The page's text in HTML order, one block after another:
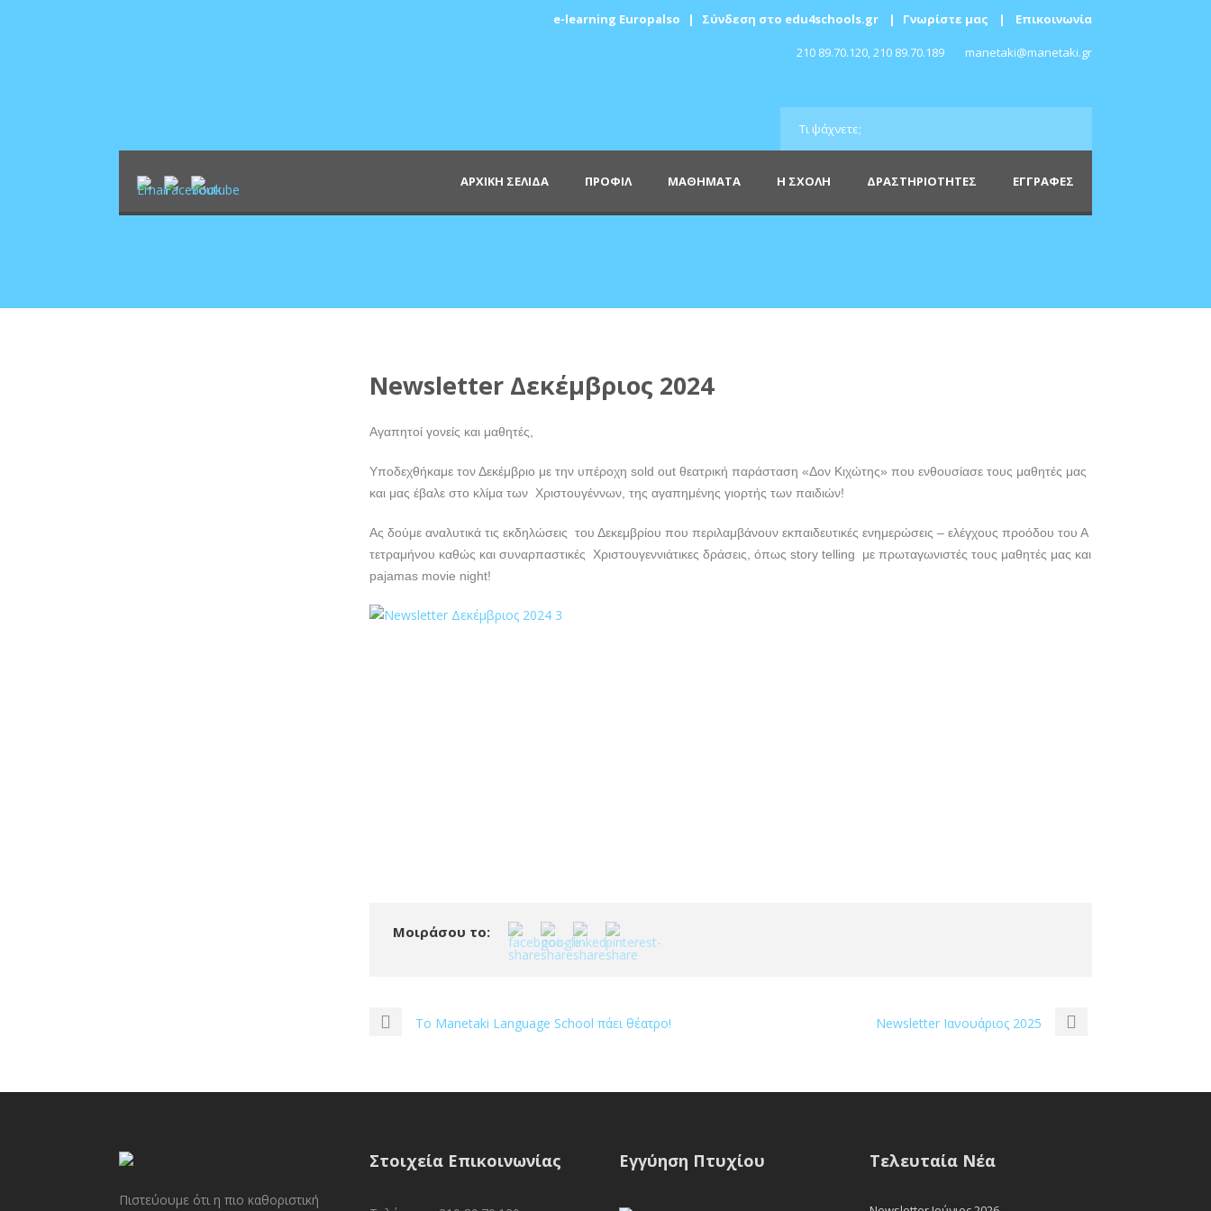
e-learning Europalso | Σύνδεση στο edu4schools.gr | Γνωρίστε μας | Επικοινωνία
210 89.70.120, 210 89.70.189 manetaki@manetaki.gr
ΑΡΧΙΚΗ ΣΕΛΙΔΑ ΠΡΟΦΙΛ ΜΑΘΗΜΑΤΑ Η ΣΧΟΛΗ ΔΡΑΣΤΗΡΙΟΤΗΤΕΣ ΕΓΓΡΑΦΕΣ
Newsletter Δεκέμβριος 2024
Αγαπητοί γονείς και μαθητές,
Υποδεχθήκαμε τον Δεκέμβριο με την υπέροχη sold out θεατρική παράσταση «Δον Κιχώτης» που ενθουσίασε τους μαθητές μας
και μας έβαλε στο κλίμα των Χριστουγέννων, της αγαπημένης γιορτής των παιδιών!
Ας δούμε αναλυτικά τις εκδηλώσεις του Δεκεμβρίου που περιλαμβάνουν εκπαιδευτικές ενημερώσεις – ελέγχους προόδου του Α
τετραμήνου καθώς και συναρπαστικές Χριστουγεννιάτικες δράσεις, όπως story telling με πρωταγωνιστές τους μαθητές μας και
pajamas movie night!
Μοιράσου το:
Το Manetaki Language School πάει θέατρο! Newsletter Ιανουάριος 2025
Πιστεύουμε ότι η πιο καθοριστική
Στοιχεία Επικοινωνίας Εγγύηση Πτυχίου Τελευταία Νέα